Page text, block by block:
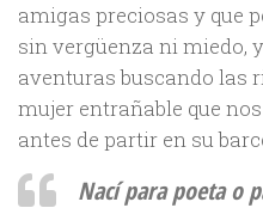
amigas preciosas y que
sin vergüenza ni miedo,
aventuras buscando las
mujer entrañable que
antes de partir en su
Nací para poeta o